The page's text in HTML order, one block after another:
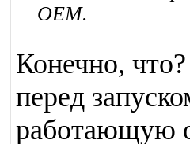
ОЕМ.
Конечно,
перед
работающую